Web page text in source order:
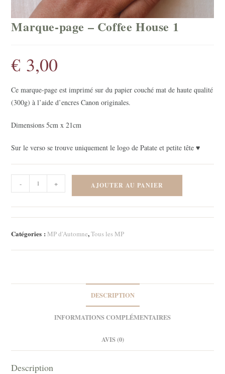
Marque-page – Coffee House 1
€ 3,00
Ce marque-page est imprimé sur du papier couché mat de haute qualité
(300g) à l’aide d’encres Canon originales.
Dimensions 5cm x 21cm
Sur le verso se trouve uniquement le logo de Patate et petite tête ♥
de
Marque-
page
-
- + AJOUTER AU PANIER
Catégories : MP d'Automne,Tous les MP
DESCRIPTION
INFORMATIONS COMPLÉMENTAIRES
AVIS (0)
Description